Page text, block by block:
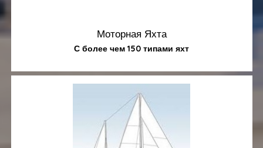
Моторная Яхта
С более чем 150 типами яхт